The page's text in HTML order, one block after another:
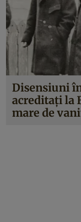
Disensiuni
acreditați la
mare de